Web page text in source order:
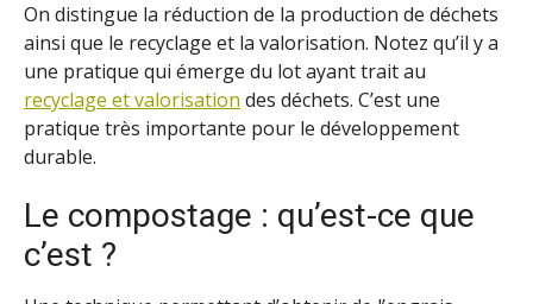
On distingue la réduction de la production de déchets
ainsi que le recyclage et la valorisation. Notez qu’il y a
une pratique qui émerge du lot ayant trait au
recyclage et valorisation des déchets. C’est une
pratique très importante pour le développement
durable.
Le compostage : qu’est-ce que
c’est ?